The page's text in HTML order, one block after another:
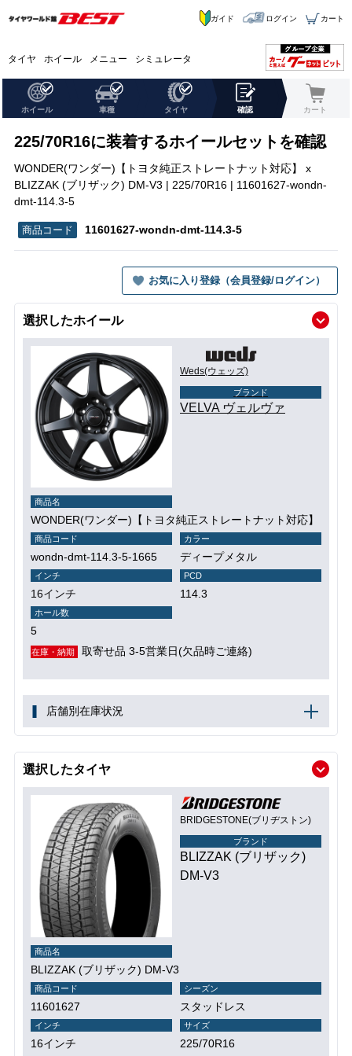
タイヤ ホイール メニュー シミュレータ
ガイド ログイン カート
ホイール 車種 タイヤ 確認 カート
225/70R16に装着するホイールセットを確認
WONDER(ワンダー)【トヨタ純正ストレートナット対応】 x
BLIZZAK (ブリザック) DM-V3 | 225/70R16 | 11601627-wondn-
dmt-114.3-5
11601627-wondn-dmt-114.3-5
お気に入り登録（会員登録/ログイン）
選択したホイール
Weds(ウェッズ)
ブランド
VELVA ヴェルヴァ
商品名
WONDER(ワンダー)【トヨタ純正ストレートナット対応】
商品コード
wondn-dmt-114.3-5-1665
カラー
ディープメタル
インチ
16インチ
PCD
114.3
ホール数
5
在庫・納期 取寄せ品 3-5営業日(欠品時ご連絡)
店舗別在庫状況
選択したタイヤ
BRIDGESTONE(ブリヂストン)
ブランド
BLIZZAK (ブリザック)
DM-V3
商品名
BLIZZAK (ブリザック) DM-V3
商品コード
11601627
シーズン
スタッドレス
インチ
16インチ
サイズ
225/70R16